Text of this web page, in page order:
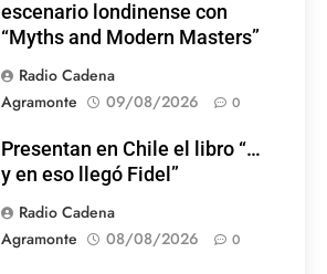
escenario londinense con
“Myths and Modern Masters”
Radio Cadena
Agramonte
09/08/2026 0
Presentan en Chile el libro “…
y en eso llegó Fidel”
Radio Cadena
Agramonte
08/08/2026 0